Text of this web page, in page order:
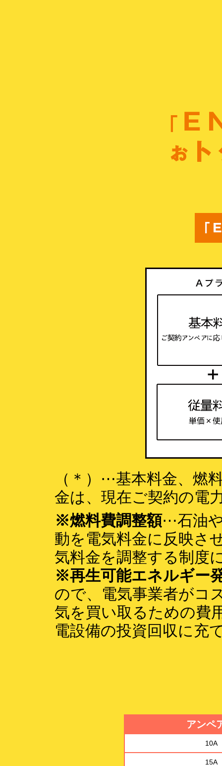
（＊）⋯基本料金、燃
金は、現在ご契約の電
※燃料費調整額⋯石油
動を電気料金に反映さ
気料金を調整する制度
※再生可能エネルギー
ので、電気事業者がコ
気を買い取るための費
電設備の投資回収に充
アンペ
10A
15A